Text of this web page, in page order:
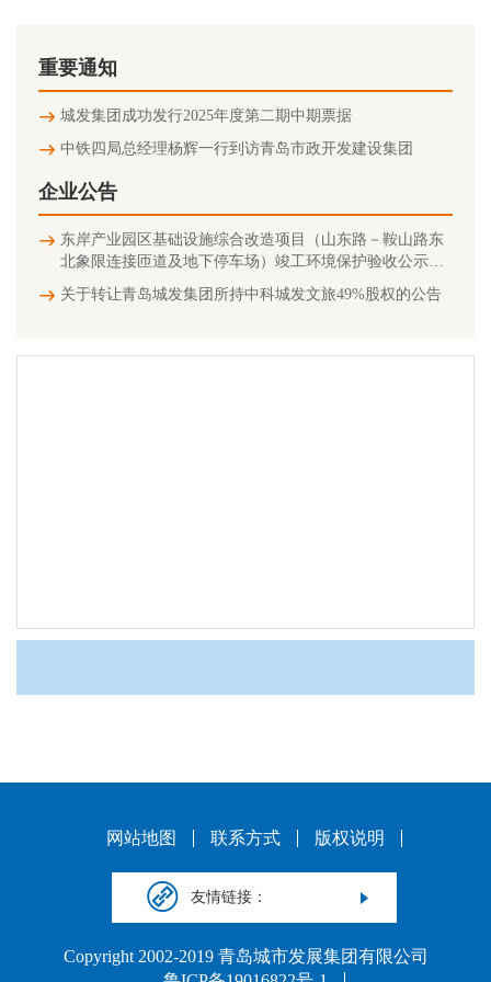
重要通知
城发集团成功发行2025年度第二期中期票据
中铁四局总经理杨辉一行到访青岛市政开发建设集团
企业公告
东岸产业园区基础设施综合改造项目（山东路－鞍山路东
北象限连接匝道及地下停车场）竣工环境保护验收公示信
息
关于转让青岛城发集团所持中科城发文旅49%股权的公告
网站地图 联系方式 版权说明
友情链接：
Copyright 2002-2019 青岛城市发展集团有限公司